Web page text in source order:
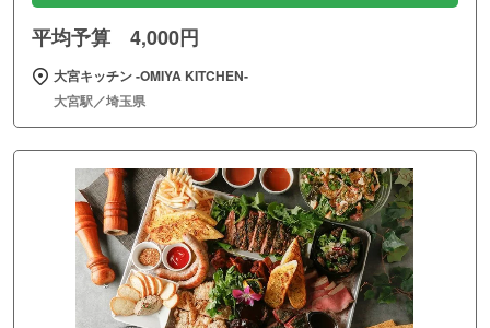
平均予算 4,000円
大宮キッチン ‐OMIYA KITCHEN‐
大宮駅／埼玉県